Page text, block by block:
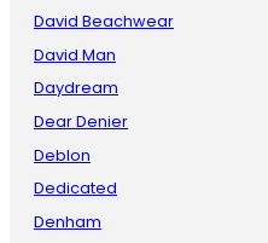
David Beachwear
David Man
Daydream
Dear Denier
Deblon
Dedicated
Denham